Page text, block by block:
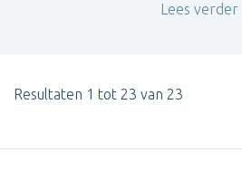
Lees verder
Resultaten 1 tot 23 van 23